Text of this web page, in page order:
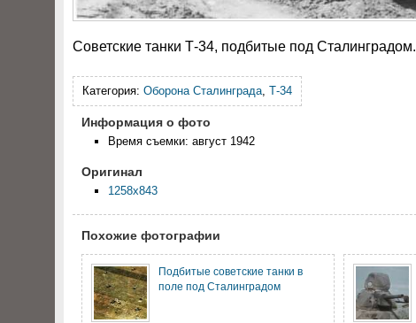
Советские танки Т-34, подбитые под
Категория: Оборона Сталинграда, Т-34
Информация о фото
Время съемки: август 1942
Оригинал
1258x843
Похожие фотографии
Подбитые советские танки в
поле под Сталинградом